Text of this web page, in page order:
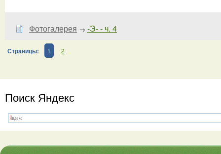
Фотогалерея → -Э- - ч. 4
Страницы: 1 2
Поиск Яндекс